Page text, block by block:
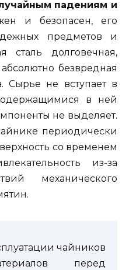
падениям и
и безопасен, его
предметов и
сталь долговечная,
безвредная
Сырье не вступает в
в ней
не выделяет.
периодически
со временем
из-за
механического
чайников
перед